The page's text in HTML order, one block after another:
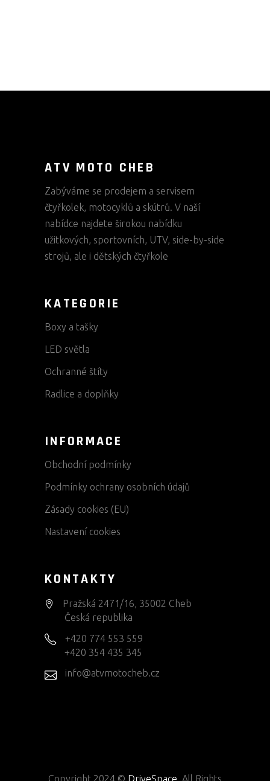
ATV MOTO CHEB
Zabýváme se prodejem a servisem
čtyřkolek, motocyklů a skútrů. V naší
nabídce najdete širokou nabídku
užitkových, sportovních, UTV, side-by-side
strojů, ale i dětských čtyřkole
KATEGORIE
Boxy a tašky
LED světla
Ochranné štíty
Radlice a doplňky
INFORMACE
Obchodní podmínky
Podmínky ochrany osobních údajů
Zásady cookies (EU)
Nastavení cookies
KONTAKTY
Pražská 2471/16, 35002 Cheb
Česká republika
+420 774 553 559
+420 354 435 345
info@atvmotocheb.cz
Copyright 2024 © DriveSpace . All Rights